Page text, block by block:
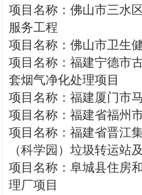
项目名称：佛山市三水
服务工程
项目名称：佛山市卫生
项目名称：福建宁德市
套烟气净化处理项目
项目名称：福建厦门市
项目名称：福建省福州
项目名称：福建省晋江
（科学园）垃圾转运站
项目名称：阜城县住房
理厂项目